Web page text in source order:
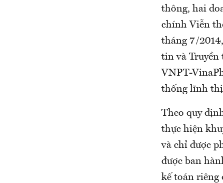
thông, hai
chính Viễn
tháng 7/
tin và Truyền
VNPT-
thống lĩnh thị
Theo quy
thực hiện
và chỉ được
được ban
kế toán riêng